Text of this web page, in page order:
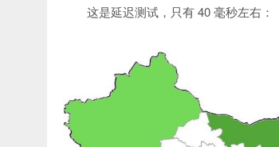
这是延迟测试，只有 40 毫秒左右：